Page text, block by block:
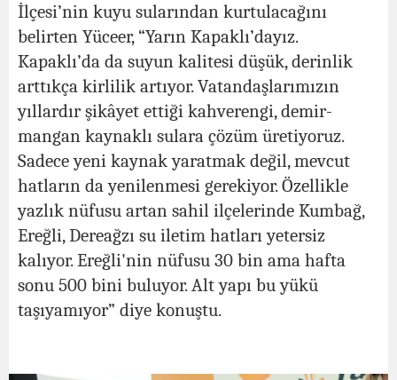
İlçesi’nin kuyu sularından kurtulacağını
belirten Yüceer, “Yarın Kapaklı’dayız.
Kapaklı’da da suyun kalitesi düşük, derinlik
arttıkça kirlilik artıyor. Vatandaşlarımızın
yıllardır şikâyet ettiği kahverengi, demir-
mangan kaynaklı sulara çözüm üretiyoruz.
Sadece yeni kaynak yaratmak değil, mevcut
hatların da yenilenmesi gerekiyor. Özellikle
yazlık nüfusu artan sahil ilçelerinde Kumbağ,
Ereğli, Dereağzı su iletim hatları yetersiz
kalıyor. Ereğli'nin nüfusu 30 bin ama hafta
sonu 500 bini buluyor. Alt yapı bu yükü
taşıyamıyor” diye konuştu.